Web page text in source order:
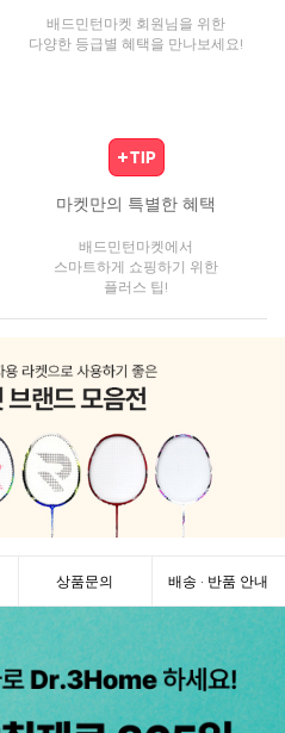
배드민턴마켓 회원님을 위한
다양한 등급별 혜택을 만나보세요!
마켓만의 특별한 혜택
배드민턴마켓에서
스마트하게 쇼핑하기 위한
플러스 팁!
상품문의 배송 · 반품 안내